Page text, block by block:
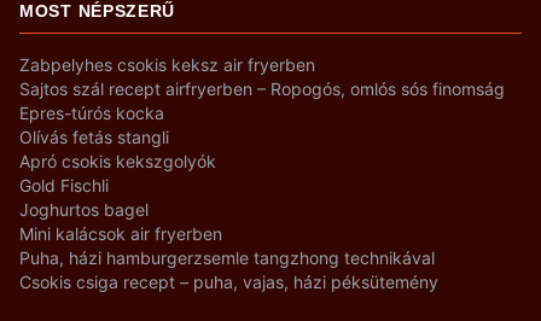
MOST NÉPSZERŰ
Zabpelyhes csokis keksz air fryerben
Sajtos szál recept airfryerben – Ropogós, omlós sós finomság
Epres-túrós kocka
Olívás fetás stangli
Apró csokis kekszgolyók
Gold Fischli
Joghurtos bagel
Mini kalácsok air fryerben
Puha, házi hamburgerzsemle tangzhong technikával
Csokis csiga recept – puha, vajas, házi péksütemény